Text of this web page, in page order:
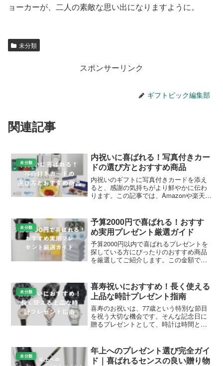
ョーカーが、二人の素敵な思い出になりますように。
未分類
スポンサーリンク
ギフトピック編集部
関連記事
未分類
内祝いに喜ばれる！写真付きカー
ドの選び方とおすすめ商品
内祝いのギフトに写真付きカードを添え
ると、感謝の気持ちがより鮮やかに伝わ
ります。この記事では、Amazonや楽天で
ドを詳しく紹介します。出産内祝いや結
婚内祝いなどのシー...
未分類
予算2000円で喜ばれる！おすす
め実用プレゼント厳選ガイド
予算2000円以内で喜ばれるプレゼントを
探している方にぴったりのおすすめ商品
を厳選してご紹介します。この金額で実
に最適です。Amazonや楽天で手軽に購入
できるものを中...
未分類
喜寿祝いにおすすめ！長く使える
上品な時計プレゼント指南
喜寿のお祝いは、77歳という特別な節目
を祝う大切な機会です。そんな記念日に
贈るプレゼントとして、時計は時間とと
喜寿祝いに最適な時計の選び方や、
Amazonや楽天で人気の...
未分類
年上へのプレゼント選び完全ガイ
ド｜喜ばれるセンスの良い贈り物